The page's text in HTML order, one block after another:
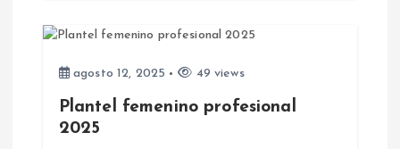
r
agosto 12, 2025 49 views
Plantel femenino profesional
2025